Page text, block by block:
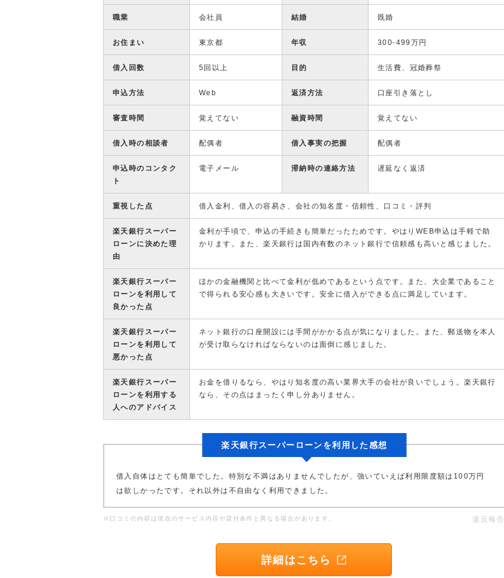
職業 会社員 結婚 既婚
お住まい 東京都 年収 300-499万円
借入回数 5回以上 目的 生活費、冠婚葬祭
申込方法 Web 返済方法 口座引き落とし
審査時間 覚えてない 融資時間 覚えてない
借入時の相談者 配偶者 借入事実の把握 配偶者
申込時のコンタク
ト
電子メール 滞納時の連絡方法 遅延なく返済
重視した点 借入金利、借入の容易さ、会社の知名度・信頼性、口コミ・評判
楽天銀行スーパー
ローンに決めた理
由
金利が手頃で、申込の手続きも簡単だったためです。やはりWEB申込は手軽で助
かります。また、楽天銀行は国内有数のネット銀行で信頼感も高いと感じました。
楽天銀行スーパー
ローンを利用して
良かった点
ほかの金融機関と比べて金利が低めであるという点です。また、大企業であること
で得られる安心感も大きいです。安全に借入ができる点に満足しています。
楽天銀行スーパー
ローンを利用して
悪かった点
ネット銀行の口座開設には手間がかかる点が気になりました。また、郵送物を本人
が受け取らなければならないのは面倒に感じました。
楽天銀行スーパー
ローンを利用する
人へのアドバイス
お金を借りるなら、やはり知名度の高い業界大手の会社が良いでしょう。楽天銀行
なら、その点はまったく申し分ありません。
楽天銀行スーパーローンを利用した感想
借入自体はとても簡単でした。特別な不満はありませんでしたが、強いていえば利用限度額は100万円
は欲しかったです。それ以外は不自由なく利用できました。
※口コミの内容は現在のサービス内容や貸付条件と異なる場合があります。 違反報告
詳細はこちら